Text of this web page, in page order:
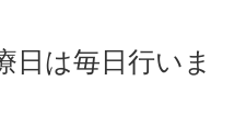
日は毎日行いま